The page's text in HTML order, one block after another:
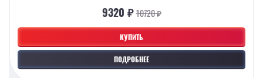
КУПИТЬ
ПОДРОБНЕЕ
9320 ₽10720 ₽